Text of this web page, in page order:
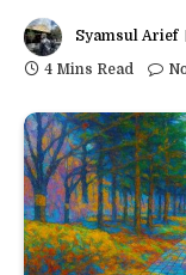
Syamsul Arief
4 Mins Read